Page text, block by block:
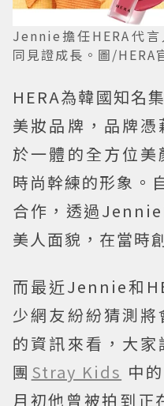
Jennie擔任HERA代
同見證成長。圖/HERA
HERA為韓國知名
美妝品牌，品牌
於一體的全方位
時尚幹練的形象。
合作，透過
美人面貌，在當時
而最近Jennie和
少網友紛紛猜測
的資訊來看，大
團 Stray Kids 中
月初他曾被拍到正